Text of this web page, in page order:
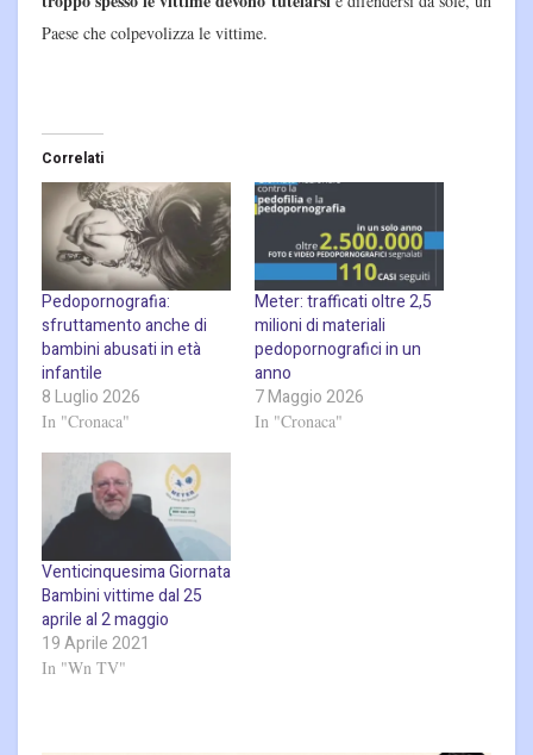
Paese che colpevolizza le vittime.
Correlati
Pedopornografia:
sfruttamento anche di
bambini abusati in età
infantile
8 Luglio 2026
In "Cronaca"
Meter: trafficati oltre 2,5
milioni di materiali
pedopornografici in un
anno
7 Maggio 2026
In "Cronaca"
Venticinquesima Giornata
Bambini vittime dal 25
aprile al 2 maggio
19 Aprile 2021
In "Wn TV"